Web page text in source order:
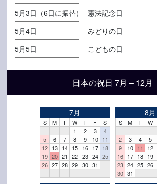
日本の祝日 7月 – 12月
7月
S M T W T F
S
1
2 3
4
5
6 7 8 9 10 11
12 13 14 15 16 17 18
19 20 21 22 23 24 25
26 27 28 29 30 31
8月
S M T W
2
3 4 5
9
10 11 12
16 17 18 19
23 24 25 26
30 31
5月3日（6日に振替）
憲法記念日
5月4日
みどりの日
5月5日
こどもの日